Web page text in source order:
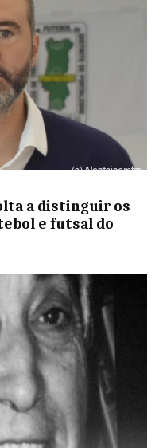
a distinguir os
e futsal do